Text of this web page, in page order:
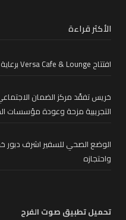
الأكثر قراءة
افتتاح Versa Cafe & Lounge برعاية بلدية صور
خريس تفقّد مركز الضمان
التجريبية مزحة وعودة مؤسسات
الوضع الصحي للسفير اشرف دبور
واحتجازه
تحميل تطبيق صوت الفرح